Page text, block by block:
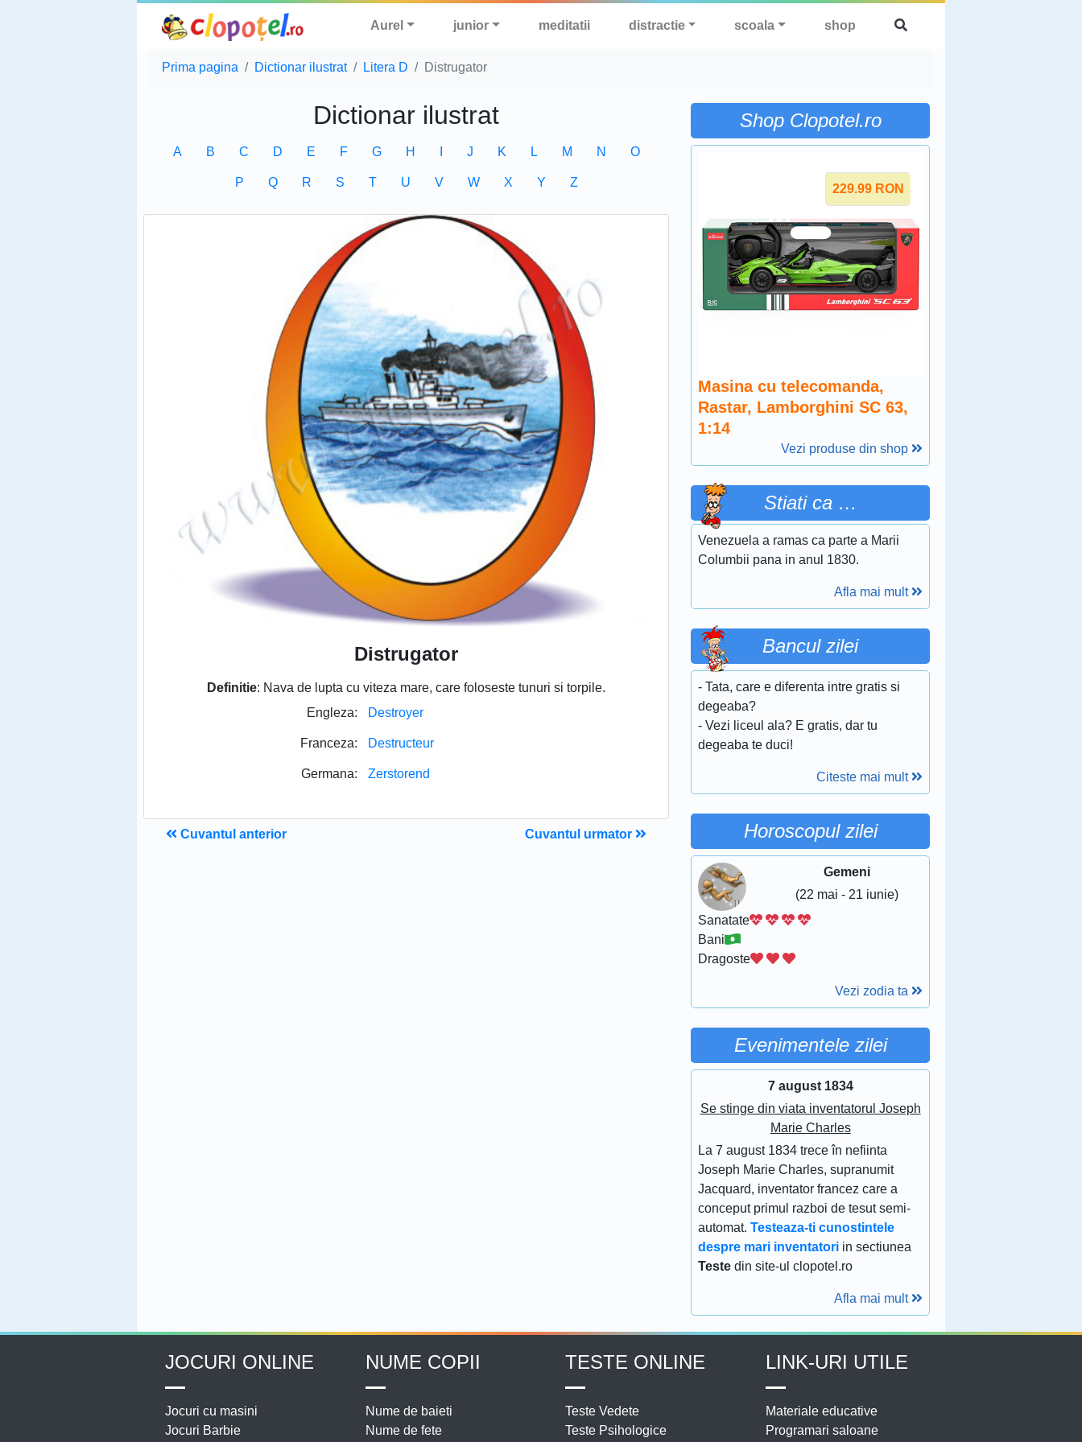
Aurel junior meditatii distractie scoala shop
Prima pagina Dictionar ilustrat Litera D Distrugator
Dictionar ilustrat
A B C D E F G H J K L M N O
P Q R S T U V W X Y Z
Distrugator
Definitie: Nava de lupta cu viteza mare, care foloseste tunuri si torpile.
Engleza:
Destroyer
Franceza: Destructeur
Germana: Zerstorend
Cuvantul anterior Cuvantul urmator
Shop Clopotel.ro
229.99 RON
Masina cu telecomanda,
Rastar, Lamborghini SC 63,
1:14
Vezi produse din shop
Stiati ca …
Venezuela a ramas ca parte a Marii
Columbii pana in anul 1830.
Afla mai mult
Bancul zilei
- Tata, care e diferenta intre gratis si
degeaba?
- Vezi liceul ala? E gratis, dar tu
degeaba te duci!
Citeste mai mult
Horoscopul zilei
Gemeni
(22 mai - 21 iunie)
Sanatate
Bani
Dragoste
Vezi zodia ta
Evenimentele zilei
7 august 1834
Se stinge din viata inventatorul Joseph
Marie Charles
La 7 august 1834 trece în nefiinta
Joseph Marie Charles, supranumit
Jacquard, inventator francez care a
conceput primul razboi de tesut semi-
automat.Testeaza-ti cunostintele
despre mari inventatori in sectiunea
Teste din site-ul clopotel.ro
Afla mai mult
JOCURI ONLINE
Jocuri cu masini
Jocuri Barbie
NUME COPII
Nume de baieti
Nume de fete
TESTE ONLINE
Teste Vedete
Teste Psihologice
LINK-URI UTILE
Materiale educative
Programari saloane